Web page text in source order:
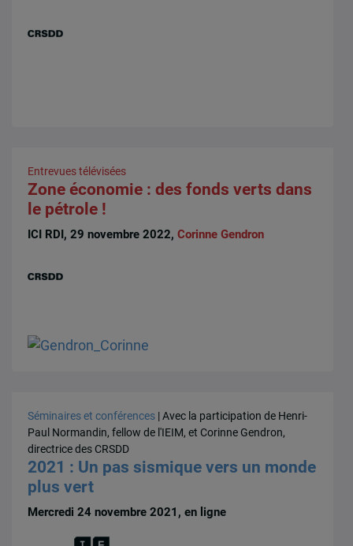
Entrevues télévisées
Zone économie : des fonds verts dans
le pétrole !
ICI RDI, 29 novembre 2022,Corinne Gendron
Séminaires et conférences | Avec la participation de Henri-
Paul Normandin, fellow de l'IEIM, et Corinne Gendron,
directrice des CRSDD
2021 : Un pas sismique vers un monde
plus vert
Mercredi 24 novembre 2021, en ligne